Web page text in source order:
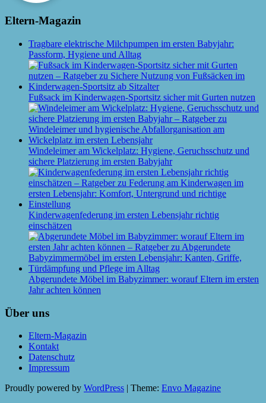
Eltern-Magazin
Tragbare elektrische Milchpumpen im ersten Babyjahr:
Passform, Hygiene und Alltag
Fußsack im Kinderwagen-Sportsitz sicher mit Gurten nutzen
Windeleimer am Wickelplatz: Hygiene, Geruchsschutz und
sichere Platzierung im ersten Babyjahr
Kinderwagenfederung im ersten Lebensjahr richtig
einschätzen
Abgerundete Möbel im Babyzimmer: worauf Eltern im ersten
Jahr achten können
Über uns
Eltern-Magazin
Kontakt
Datenschutz
Impressum
Proudly powered by WordPress | Theme: Envo Magazine